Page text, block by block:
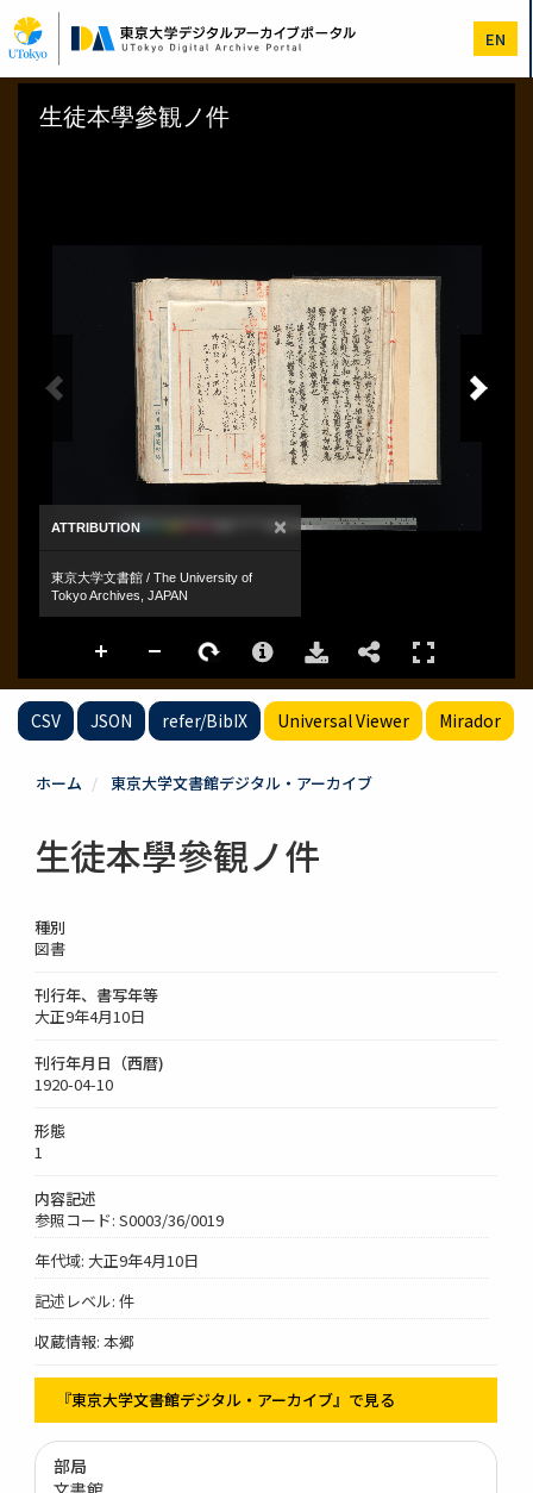
イ
ン
コ
EN
CSV JSON refer/BibIX Universal Viewer Mirador
ホーム 東京大学文書館デジタル・アーカイブ
生徒本學參観ノ件
種別
図書
刊行年、書写年等
大正9年4月10日
刊行年月日（西暦)
1920-04-10
形態
1
内容記述
参照コード: S0003/36/0019
年代域: 大正9年4月10日
記述レベル: 件
収蔵情報: 本郷
『東京大学文書館デジタル・アーカイブ』で見る
部局